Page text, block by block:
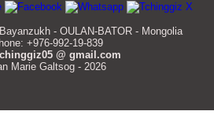
- OULAN-BATOR - Mongolia
+976-992-19-839
@ gmail.com
Marie Galtsog - 2026